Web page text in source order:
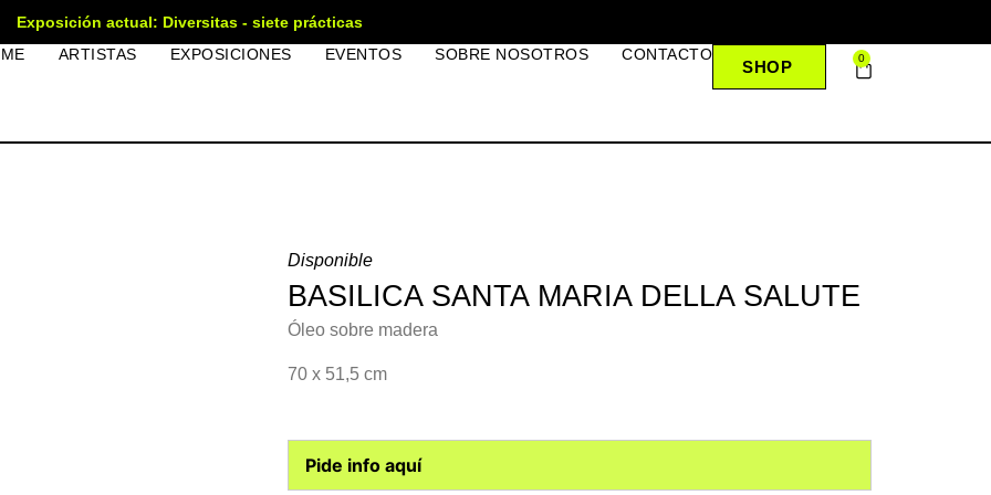
Exposición actual: Diversitas - siete prácticas
ARTISTAS EXPOSICIONES EVENTOS SOBRE NOSOTROS CONTACTO
SHOP 0
Disponible
BASILICA SANTA MARIA DELLA SALUTE
Óleo sobre madera
70 x 51,5 cm
Pide info aquí